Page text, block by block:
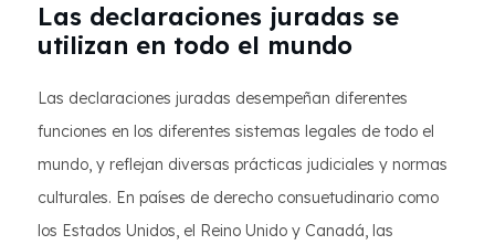
Las declaraciones juradas se
utilizan en todo el mundo
Las declaraciones juradas desempeñan diferentes
funciones en los diferentes sistemas legales de todo el
mundo, y reflejan diversas prácticas judiciales y normas
culturales. En países de derecho consuetudinario como
los Estados Unidos, el Reino Unido y Canadá, las